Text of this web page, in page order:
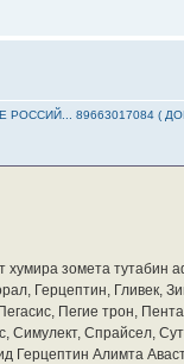
89663017084 (
хумира зомета
Герцептин, Гливек,
Пегие трон,
Спрайсел,
Герцептин Алимта